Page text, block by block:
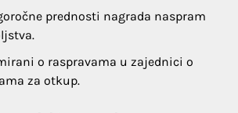
prednosti nagrada naspram
o raspravama u zajednici o
za otkup.